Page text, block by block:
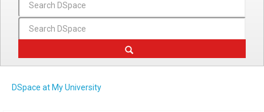
DSpace at My University